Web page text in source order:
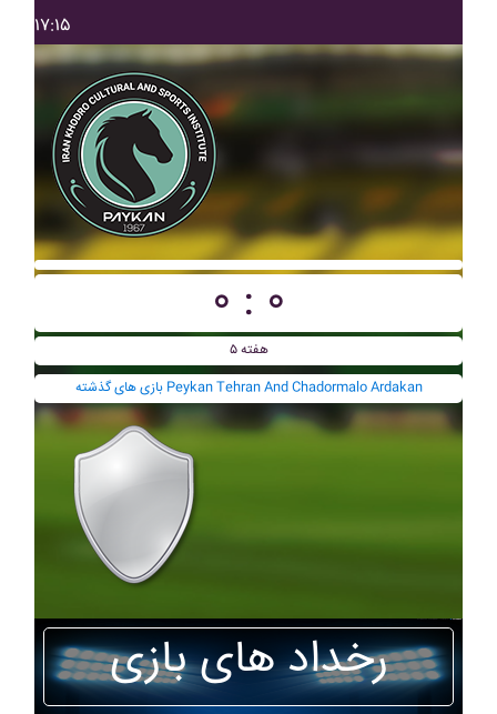
۱۷:۱۵
۰ : ۰
هفته ۵
بازی های گذشته Peykan Tehran And Chadormalo Ardakan
رخداد های بازی